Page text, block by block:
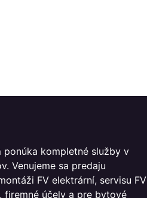
ponúka kompletné služby v
Venujeme sa predaju
FV elektrární, servisu FV
firemné účely a pre bytové